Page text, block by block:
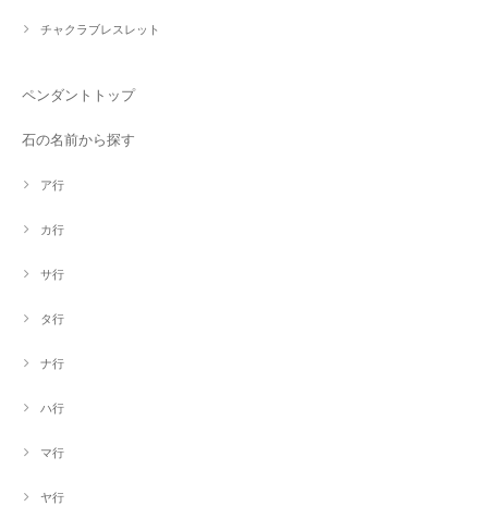
チャクラブレスレット
ペンダントトップ
石の名前から探す
ア行
カ行
サ行
タ行
ナ行
ハ行
マ行
ヤ行